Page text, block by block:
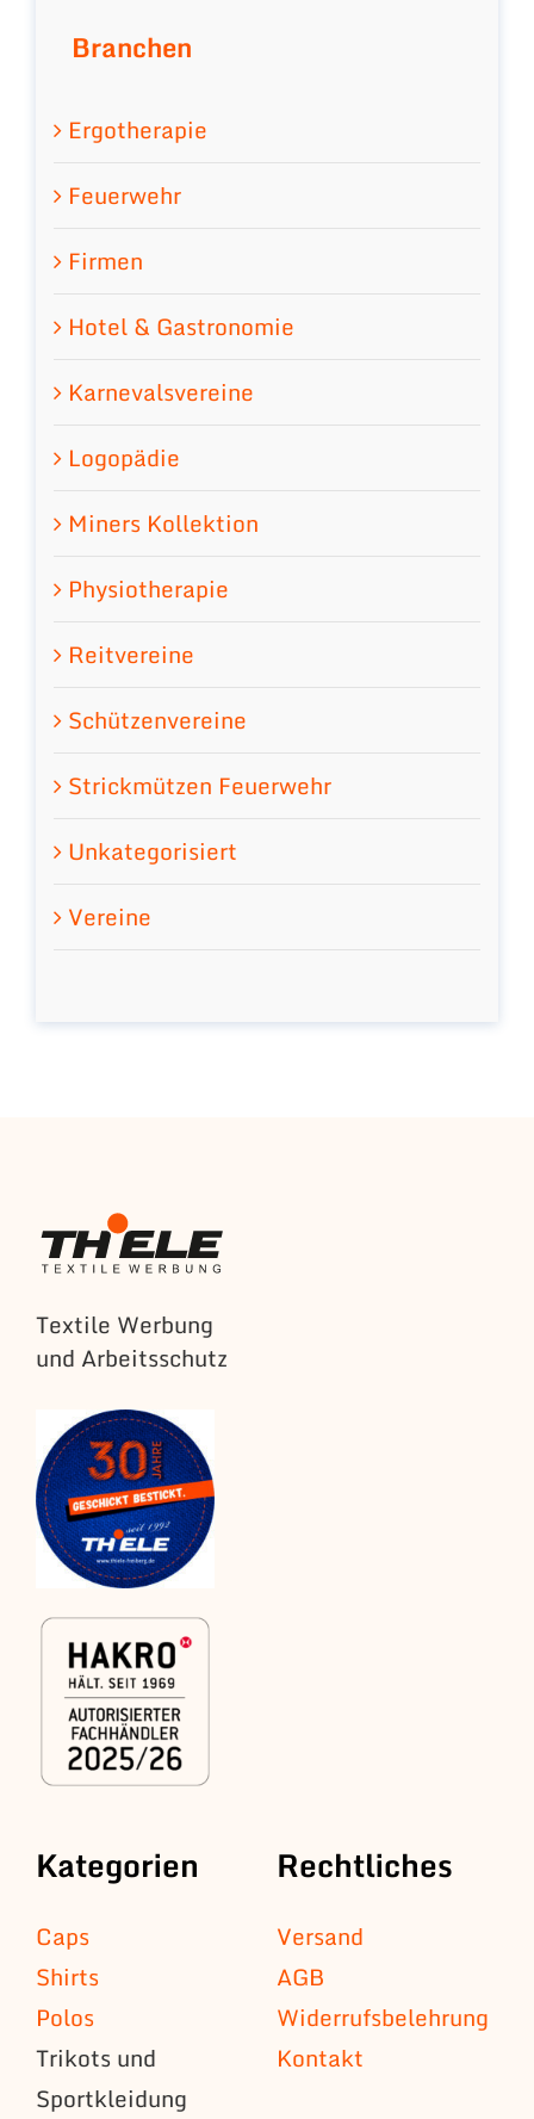
Branchen
Ergotherapie
Feuerwehr
Firmen
Hotel & Gastronomie
Karnevalsvereine
Logopädie
Miners Kollektion
Physiotherapie
Reitvereine
Schützenvereine
Strickmützen Feuerwehr
Unkategorisiert
Vereine
Textile Werbung
und Arbeitsschutz
Kategorien
Caps
Shirts
Polos
Trikots und
Sportkleidung
Rechtliches
Versand
AGB
Widerrufsbelehrung
Kontakt